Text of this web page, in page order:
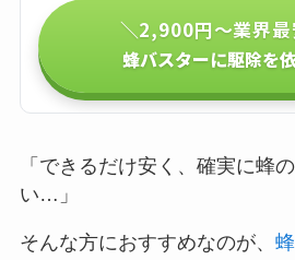
＼2,900円〜業界
蜂バスターに駆除を
「できるだけ安く、確実に蜂
い…」
そんな方におすすめなのが、